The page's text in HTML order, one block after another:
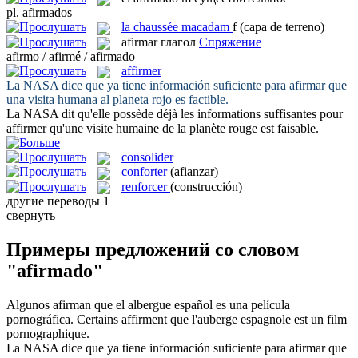
pl. afirmados
la chaussée macadam f (capa de terreno)
afirmar глагол Спряжение
afirmo / afirmé / afirmado
affirmer
La NASA dice que ya tiene información suficiente para afirmarque
una visita humana al planeta rojo es factible.
La NASA dit qu'elle possède déjà les informations suffisantes pour
affirmerqu'une visite humaine de la planète rouge est faisable.
consolider
conforter (afianzar)
renforcer (construcción)
другие переводы 1
свернуть
Примеры предложений со словом
"afirmado"
Algunos afirman que el albergue español es una película
pornográfica. Certains affirment que l'auberge espagnole est un film
pornographique.
La NASA dice que ya tiene información suficiente para afirmarque